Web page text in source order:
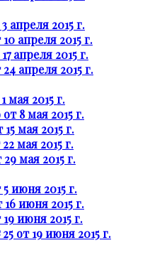
апреля 2015 г.
апреля 2015 г.
апреля 2015 г.
апреля 2015 г.
мая 2015 г.
8 мая 2015 г.
мая 2015 г.
мая 2015 г.
мая 2015 г.
июня 2015 г.
июня 2015 г.
июня 2015 г.
от 19 июня 2015 г.